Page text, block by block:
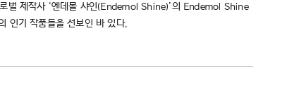
벌 제작사 ‘엔데몰 샤인(Endemol Shine)’의 Endemol Shine
인기 작품들을 선보인 바 있다.